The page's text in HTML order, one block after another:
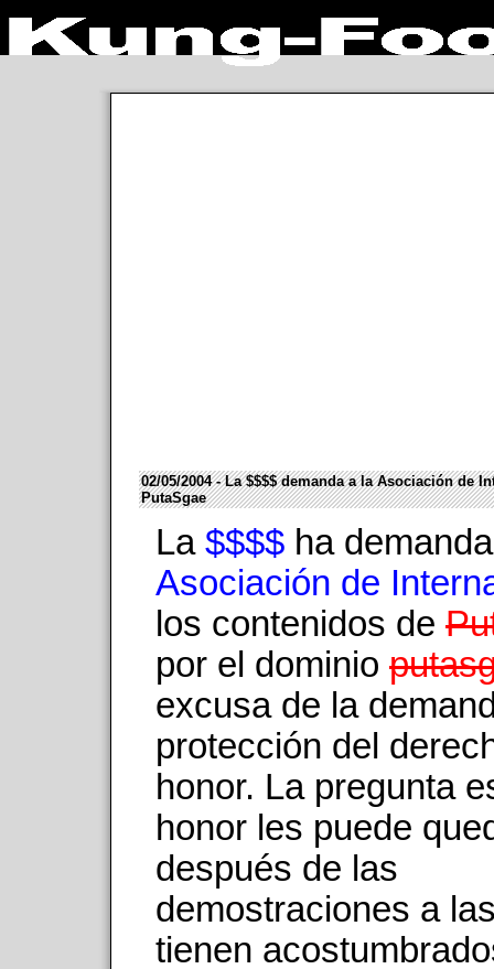
02/05/2004 - La $$$$ demanda a la Asociación de
PutaSgae
La $$$$ ha
Asociación de
los contenidos de
por el dominio
excusa de la
protección del
honor. La pregunta
honor les puede
después de las
demostraciones a
tienen